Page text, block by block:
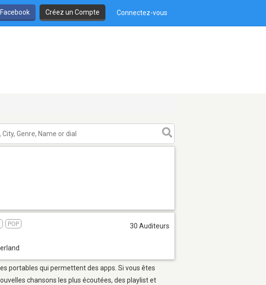
Créez un Compte Connectez-vous
POP
30 Auditeurs
portables qui permettent des apps. Si vous êtes
chansons les plus écoutées, des playlist et